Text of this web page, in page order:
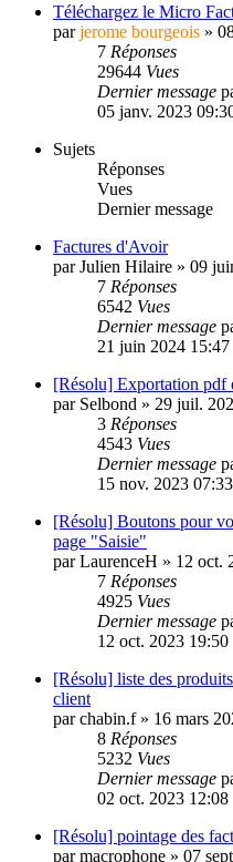
Téléchargez le Micro
parjerome bourgeois »
7 Réponses
29644 Vues
Dernier message
05 janv. 2023
Sujets
Réponses
Vues
Dernier message
Factures d'Avoir
parJulien Hilaire » 09
7 Réponses
6542 Vues
Dernier message
21 juin 2024 15:47
[Résolu] Exportation pdf
par Selbond » 29 juil.
3 Réponses
4543 Vues
Dernier message
15 nov. 2023 07:33
[Résolu] Boutons pour
page "Saisie"
parLaurenceH » 12 oct.
7 Réponses
4925 Vues
Dernier message
12 oct. 2023 19:50
[Résolu] liste des
client
parchabin.f» 16 mars
8 Réponses
5232 Vues
Dernier message
02 oct. 2023 12:08
[Résolu] pointage des
parmacrophone » 07